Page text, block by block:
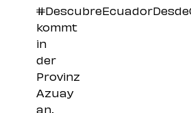
kommt
in
der
Provinz
Azuay
an.